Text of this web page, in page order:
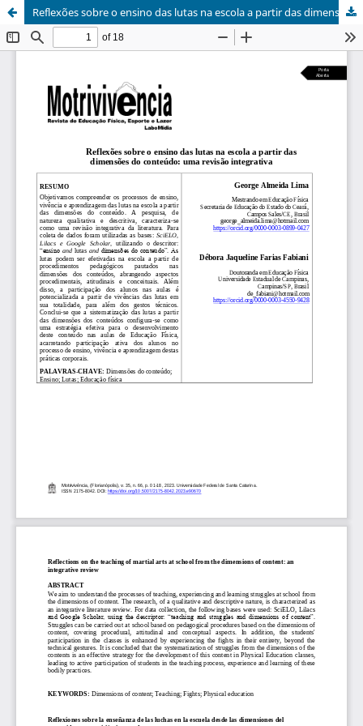
Reflexões sobre o ensino das lutas na escola a partir das dimensões do conteúdo: uma revisão integrativa